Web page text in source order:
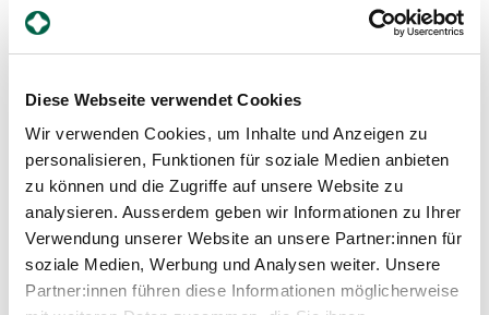
Diese Webseite verwendet Cookies
Wir verwenden Cookies, um Inhalte und Anzeigen zu
personalisieren, Funktionen für soziale Medien anbieten
zu können und die Zugriffe auf unsere Website zu
analysieren. Ausserdem geben wir Informationen zu Ihrer
Verwendung unserer Website an unsere Partner:innen für
soziale Medien, Werbung und Analysen weiter. Unsere
Partner:innen führen diese Informationen möglicherweise